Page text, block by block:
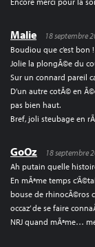
Malie
18 septembre
Boudiou que c’est bon !
Jolie la plongÃ©e du
Sur un connard pareil
D’un autre cotÃ© en
pas bien haut.
Bref, joli steubage en
GoOz
18 septembre
Ah putain quelle
En mÃªme temps
bouse de rhinocÃ©ros
occaz’ de se faire
NRJ quand mÃªme…